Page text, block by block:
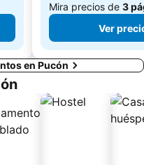
Mira precios de 3
Ver
en Pucón